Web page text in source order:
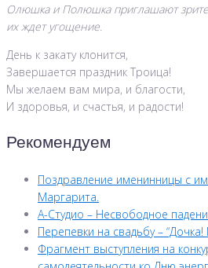
Олюшка и Полюшка приглашают
их ждет угощение.
День к закату клонится,
Завершается праздник Троица!
Мы желаем вам мира, и благости,
И здоровья, и счастья, и радости!
Рекомендуем
Поздравление именинницы с
Маргарита.
А-Студио – Несвободное
Перепевки на свадьбу – “Дочка!
Фрагмент выступления на